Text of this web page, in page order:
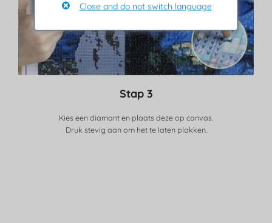
Stap 3
Kies een diamant en plaats deze op canvas.
Druk stevig aan om het te laten plakken.
Close and do not switch language